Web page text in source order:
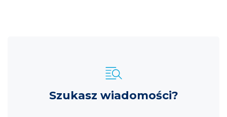
Szukasz wiadomości?